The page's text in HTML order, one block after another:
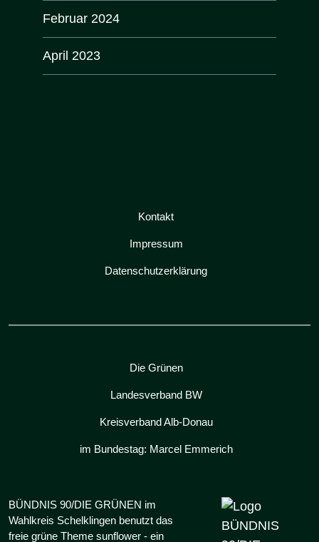
Februar 2024
April 2023
Kontakt
Impressum
Datenschutzerklärung
Die Grünen
Landesverband BW
Kreisverband Alb-Donau
im Bundestag: Marcel Emmerich
BÜNDNIS 90/DIE GRÜNEN im
Wahlkreis Schelklingen benutzt das
freie grüne Theme sunflower ‐ ein